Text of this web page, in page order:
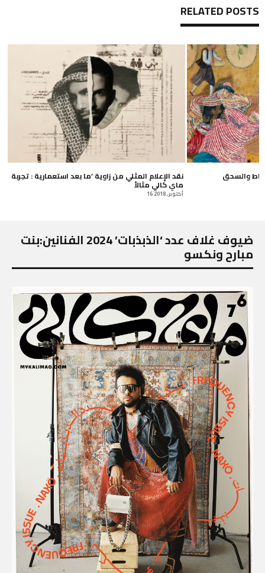
RELATED POSTS
نقد الإعلام المثلي من زاوية ‘ما بعد استعمارية : تجربة
ماي كالي مثالاً
16 أكتوبر, 2018
والسحق
ضيوف غلاف عدد ‘الذبذبات’ 2024 الفنانين:بنت
مبارح ونكسو